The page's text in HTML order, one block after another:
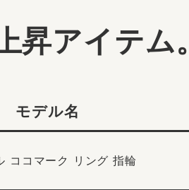
昇アイテム。
モデル名
ココマーク リング 指輪